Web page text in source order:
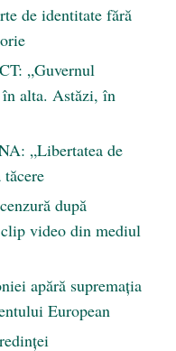
de identitate fără
„Guvernul
alta. Astăzi, în
„Libertatea de
după
video din mediul
apără supremația
European